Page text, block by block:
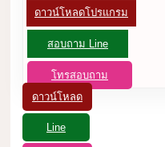
ดาวน์โหลดโปรแกรม
สอบถาม Line
โทรสอบถาม
ดาวน์โหลด
Line